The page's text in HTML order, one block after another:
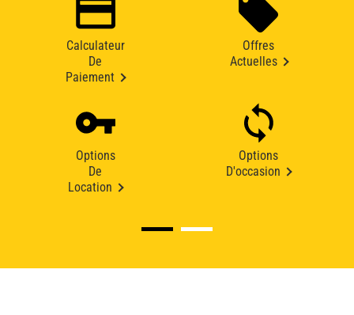
Calculateur
De
Paiement
Offres
Actuelles
Options
De
Location
Options
D'occasion